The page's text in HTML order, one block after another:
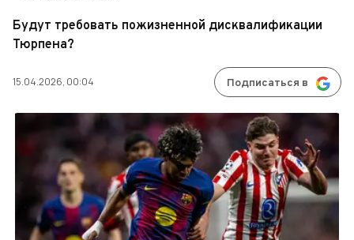
Будут требовать пожизненной дисквалификации
Тюрпена?
15.04.2026, 00:04 Подписаться в